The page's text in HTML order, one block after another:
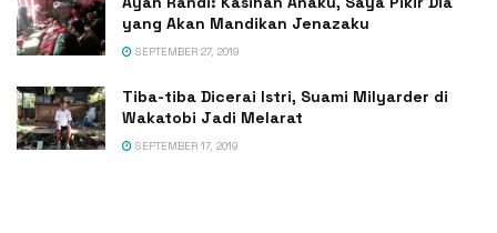
yang Akan Mandikan Jenazaku
SEPTEMBER 27, 2019
Tiba-tiba Dicerai Istri, Suami Milyarder di
Wakatobi Jadi Melarat
SEPTEMBER 17, 2019